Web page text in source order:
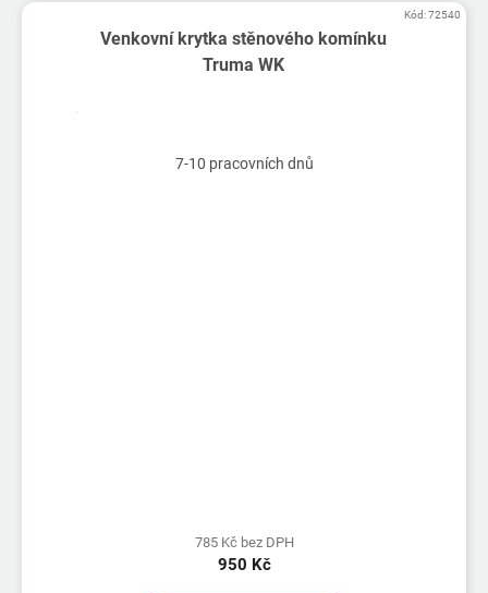
Venkovní krytka stěnového komínku
Truma WK
7-10 pracovních dnů
785 Kč bez DPH
950 Kč
Kód:72540